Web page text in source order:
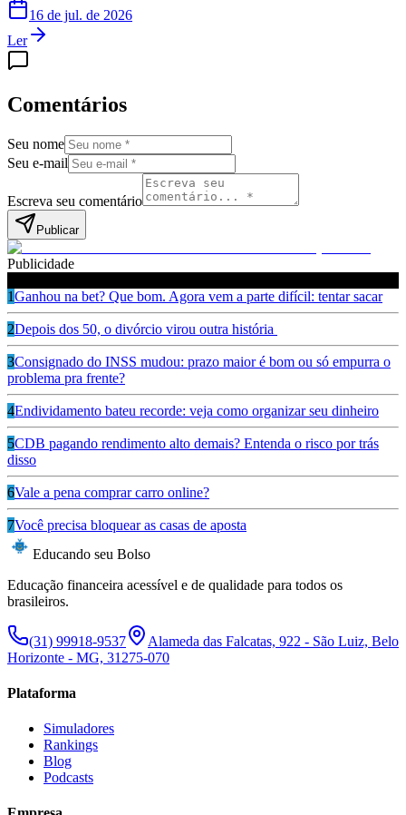
16 de jul. de 2026
Ler
Comentários
Seu nome
Seu e-mail
Escreva seu comentário
Publicar
Publicidade
1Ganhou na bet? Que bom. Agora vem a parte difícil: tentar sacar
2Depois dos 50, o divórcio virou outra história
3Consignado do INSS mudou: prazo maior é bom ou só empurra o
problema pra frente?
4Endividamento bateu recorde: veja como organizar seu dinheiro
5CDB pagando rendimento alto demais? Entenda o risco por trás
disso
6Vale a pena comprar carro online?
7Você precisa bloquear as casas de aposta
Educando seu Bolso
Educação financeira acessível e de qualidade para todos os
brasileiros.
(31) 99918-9537
Alameda das Falcatas, 922 - São Luiz, Belo
Horizonte - MG, 31275-070
Plataforma
Simuladores
Rankings
Blog
Podcasts